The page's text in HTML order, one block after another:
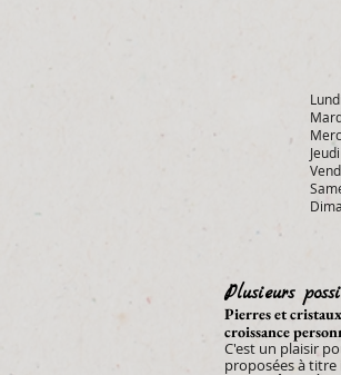
Plusieurs
Pierres et
croissance
C'est un plaisir
proposées àtitre